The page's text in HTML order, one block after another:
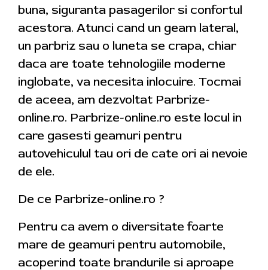
buna, siguranta pasagerilor si confortul
acestora. Atunci cand un geam lateral,
un parbriz sau o luneta se crapa, chiar
daca are toate tehnologiile moderne
inglobate, va necesita inlocuire. Tocmai
de aceea, am dezvoltat Parbrize-
online.ro. Parbrize-online.ro este locul in
care gasesti geamuri pentru
autovehiculul tau ori de cate ori ai nevoie
de ele.
De ce Parbrize-online.ro ?
Pentru ca avem o diversitate foarte
mare de geamuri pentru automobile,
acoperind toate brandurile si aproape